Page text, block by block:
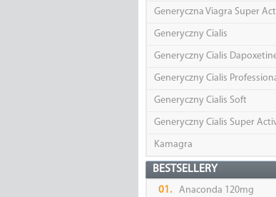
Generyczna Viagra Super
Generyczny Cialis
Generyczny Cialis
Generyczny Cialis
Generyczny Cialis Soft
Generyczny Cialis Super
Kamagra
BESTSELLERY
01. Anaconda 120mg